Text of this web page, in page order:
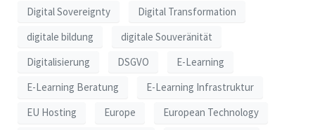
Digital Sovereignty
Digital Transformation
digitale bildung
digitale Souveränität
Digitalisierung
DSGVO
E-Learning
E-Learning Beratung
E-Learning Infrastruktur
EU Hosting
Europe
European Technology